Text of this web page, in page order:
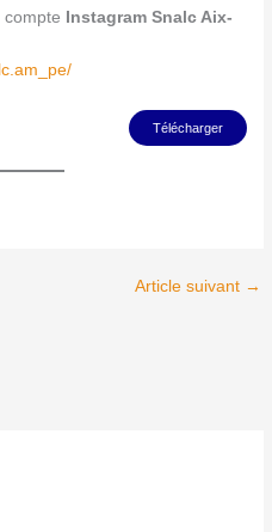
compte Instagram Snalc Aix-
Télécharger
Article suivant →